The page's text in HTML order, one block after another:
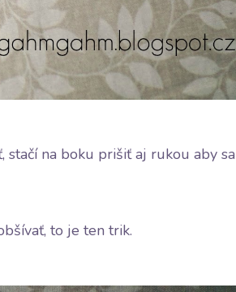
stačí na boku prišiť aj rukou aby sa
to je ten trik.